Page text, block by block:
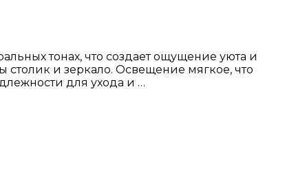
тонах, что создает ощущение уюта и
и зеркало. Освещение мягкое, что
для ухода и …